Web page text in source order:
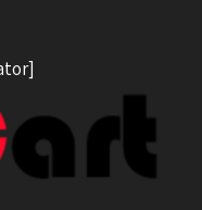
[google-translator]